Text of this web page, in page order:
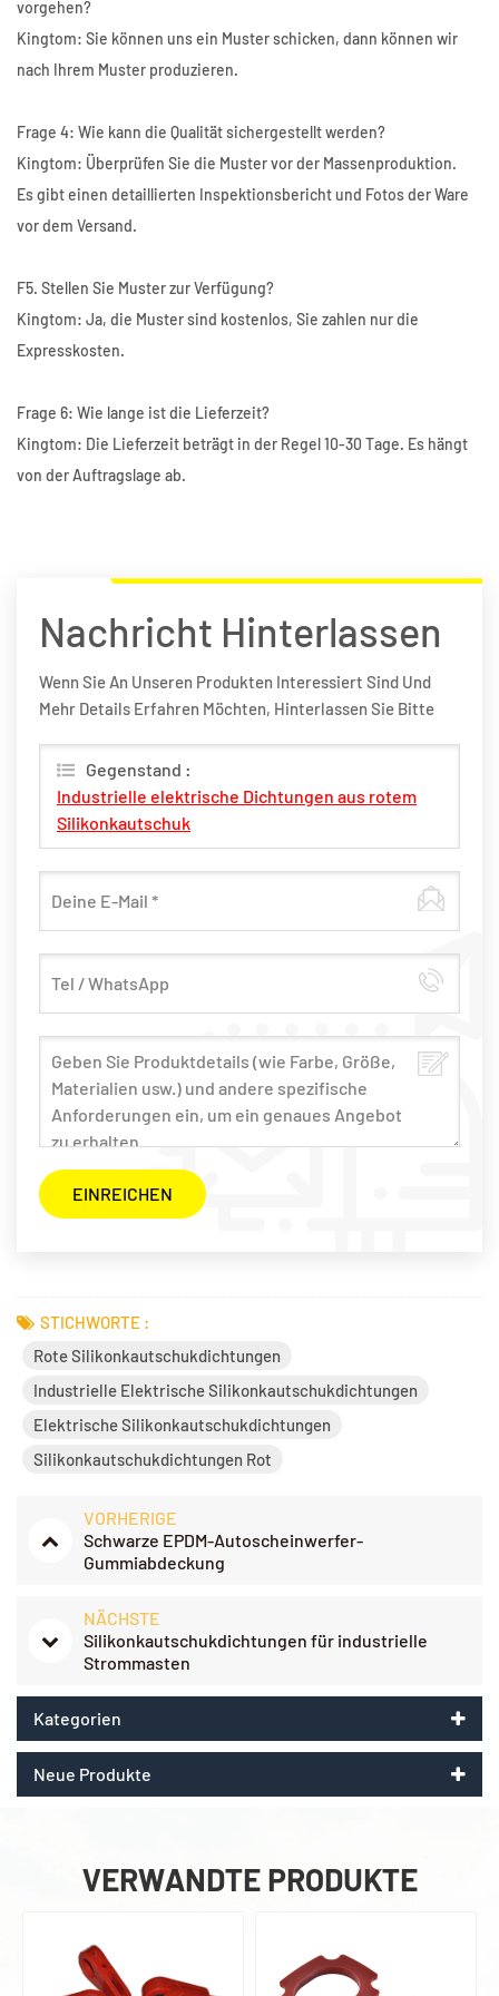
vorgehen?
Kingtom: Sie können uns ein Muster schicken, dann können wir
nach Ihrem Muster produzieren.
Frage 4: Wie kann die Qualität sichergestellt werden?
Kingtom: Überprüfen Sie die Muster vor der Massenproduktion.
Es gibt einen detaillierten Inspektionsbericht und Fotos der Ware
vor dem Versand.
F5. Stellen Sie Muster zur Verfügung?
Kingtom: Ja, die Muster sind kostenlos, Sie zahlen nur die
Expresskosten.
Frage 6: Wie lange ist die Lieferzeit?
Kingtom: Die Lieferzeit beträgt in der Regel 10-30 Tage. Es hängt
von der Auftragslage ab.
Nachricht Hinterlassen
Wenn Sie An Unseren Produkten Interessiert Sind Und
Mehr Details Erfahren Möchten, Hinterlassen Sie Bitte
Möglich Antworten.
Gegenstand :
Industrielle elektrische Dichtungen aus rotem
Silikonkautschuk
STICHWORTE :
Rote Silikonkautschukdichtungen
Industrielle Elektrische Silikonkautschukdichtungen
Elektrische Silikonkautschukdichtungen
Silikonkautschukdichtungen Rot
VORHERIGE
Schwarze EPDM-Autoscheinwerfer-
Gummiabdeckung
NÄCHSTE
Silikonkautschukdichtungen für industrielle
Strommasten
Kategorien
Neue Produkte
VERWANDTE PRODUKTE